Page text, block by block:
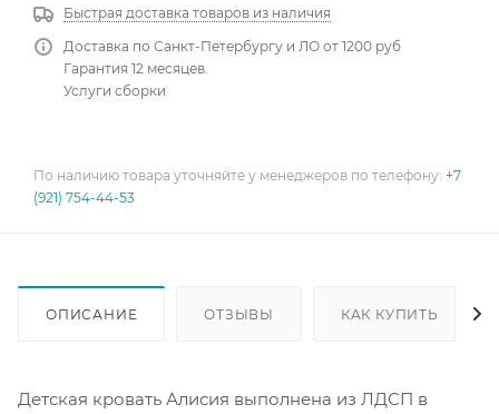
Быстрая доставка товаров из наличия
Доставка по Санкт-Петербургу и ЛО от 1200 руб
Гарантия 12 месяцев.
Услуги сборки
По наличию товара уточняйте у менеджеров по телефону: +7
(921) 754-44-53
ОПИСАНИЕ ОТЗЫВЫ КАК КУПИТЬ
Детская кровать Алисия выполнена из ЛДСП в